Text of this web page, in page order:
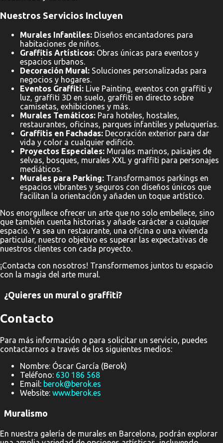
Nuestros Servicios Incluyen
Murales Infantiles: Diseños encantadores para
habitaciones de niños.
Graffitis Artísticos: Obras únicas para eventos y
espacios urbanos.
Decoración Mural: Soluciones personalizadas para
negocios y hogares.
Eventos Graffiti: Live Painting, eventos con graffiti y
luz, graffiti 3D en suelo, graffiti en directo sobre
camisetas, exhibiciones y más.
Murales Temáticos: Para hoteles, hostales,
restaurantes, oficinas, parques infantiles y peluquerías.
Graffitis en Fachadas: Decoración exterior para dar
vida y color a cualquier edificio.
Proyectos Especiales: Murales marinos, paisajes de
selvas, bosques, murales XXL y graffiti para personajes
mediáticos.
Murales para Parking: Transformamos parkings en
espacios vibrantes y seguros con diseños únicos que
facilitan la orientación y añaden un toque artístico.
Nos enorgullece ofrecer un arte que no solo embellece, sino
que también cuenta historias y añade carácter a cualquier
espacio. Ya sea un restaurante, una oficina o una vivienda
particular, nuestro objetivo es superar las expectativas de
nuestros clientes con cada proyecto.
¡Contacta con nosotros! Transformemos juntos tu espacio
con la magia del arte mural.
¿Quieres un mural o graffiti?
Contacto
Para más información o para solicitar un servicio, puedes
contactarnos a través de los siguientes medios:
Nombre: Óscar García (Berok)
Teléfono: 630 186 568
Email: berok@berok.es
Website: www.berok.es
Muralismo
En nuestra galería de murales en Barcelona, podrán explorar